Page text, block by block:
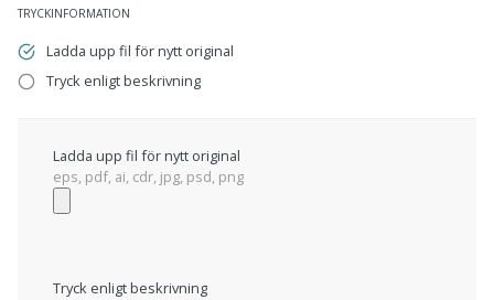
TRYCKINFORMATION
Ladda upp fil för nytt original
Tryck enligt beskrivning
Ladda upp fil för nytt original
eps, pdf, ai, cdr, jpg, psd, png
Tryck enligt beskrivning